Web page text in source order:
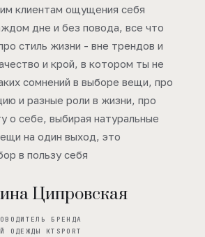
клиентам ощущения себя
дне и без повода, все что
стиль жизни - вне трендов и
и крой, в котором ты не
сомнений в выборе вещи, про
и разные роли в жизни, про
о себе, выбирая натуральные
на один выход, это
в пользу себя
Ципровская
БРЕНДА
ОДЕЖДЫ KTSPORT